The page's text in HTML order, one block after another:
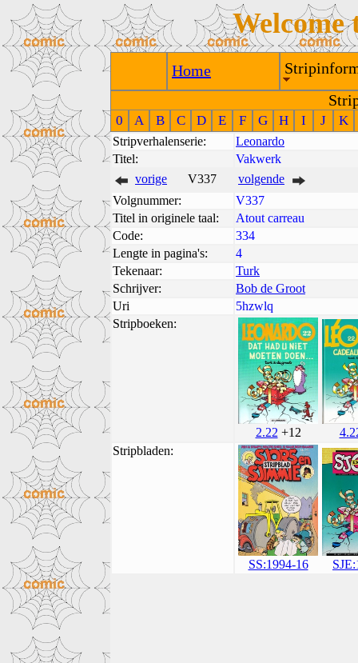
Welcome
Home
0 A B C D E F G H I J K
Stripverhalenserie:
Leonardo
Titel:
Vakwerk
vorige
V337
volgende
Volgnummer:
V337
Titel in originele taal:
Atout carreau
Code:
334
Lengte in pagina's:
4
Tekenaar:
Turk
Schrijver:
Bob de Groot
Uri
5hzwlq
Stripboeken:
2.22 +12
Stripbladen:
SS:1994-16